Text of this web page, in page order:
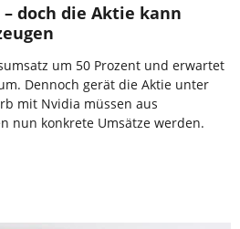
doch die Aktie kann
um 50 Prozent und erwartet
Dennoch gerät die Aktie unter
mit Nvidia müssen aus
nun konkrete Umsätze werden.